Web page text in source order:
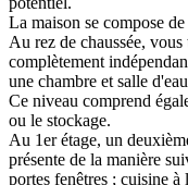
La maison se compose
Au rez de chaussée,
complètement
une chambre et salle
Ce niveau comprend
ou le stockage.
Au 1er étage, un
présente de la manière
portes fenêtres ; cuisine